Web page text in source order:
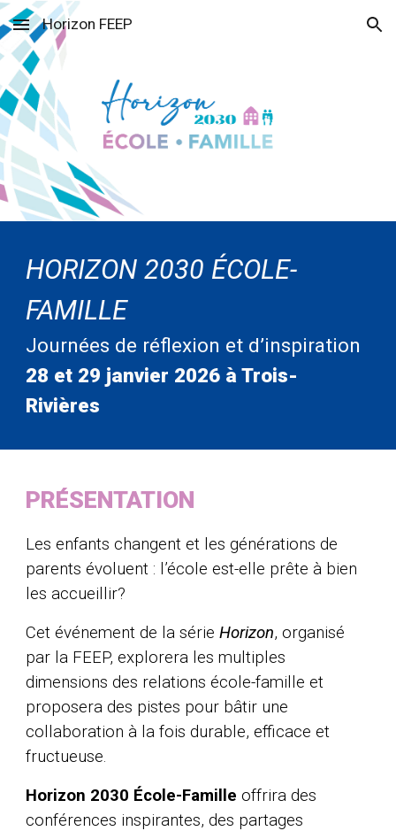
Skip to main content Skip to navigation
Horizon FEEP
HORIZON 2030 ÉCOLE-
FAMILLE
Journées de réflexion et d’inspiration
28 et 29 janvier 2026 à Trois-
Rivières
PRÉSENTATION
Les enfants changent et les générations de
parents évoluent : l’école est-elle prête à bien
les accueillir?
Cet événement de la sérieHorizon, organisé
par la FEEP, explorera les multiples
dimensions des relations école-famille et
proposera des pistes pour bâtir une
collaboration à la fois durable, efficace et
fructueuse.
Horizon 2030 École-Famille offrira des
conférences inspirantes, des partages